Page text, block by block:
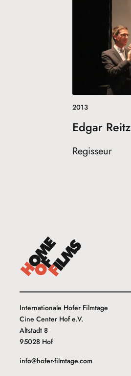
2013
Edgar Reitz
Regisseur
Internationale Hofer Filmtage
Cine Center Hof e.V.
Altstadt 8
95028 Hof
info@hofer-filmtage.com